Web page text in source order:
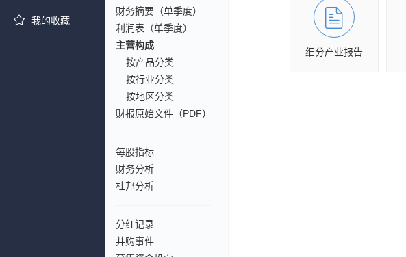
我的收藏
财务摘要（单季度）
利润表（单季度）
主营构成
按产品分类
按行业分类
按地区分类
财报原始文件（PDF）
每股指标
财务分析
杜邦分析
分红记录
并购事件
细分产业报告